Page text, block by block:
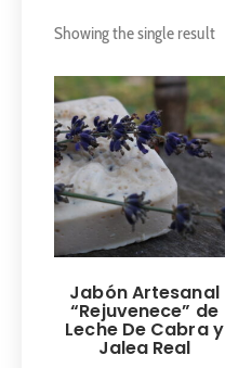
Showing the single result
Jabón Artesanal
“Rejuvenece” de
Leche De Cabra y
Jalea Real